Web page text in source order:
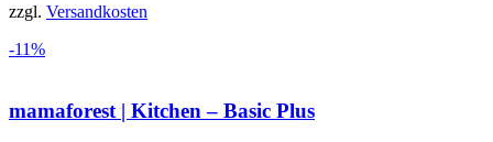
zzgl. Versandkosten
-11%
mamaforest | Kitchen – Basic Plus